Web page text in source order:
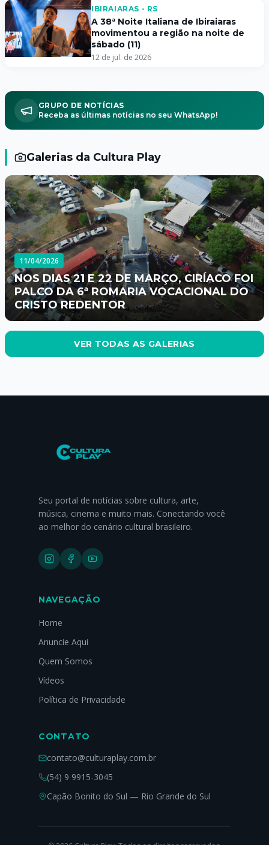
IBIRAIARAS - RS
A 38ª Noite Italiana de Ibiraiaras
movimentou a região na noite de
sábado (11)
12 de jul. de 2026
GRUPO DE NOTÍCIAS
Receba as últimas notícias no seu WhatsApp!
Galerias da Cultura Play
11/04/2026
NOS DIAS 21 E 22 DE MARÇO, CIRÍACO FOI
PALCO DA 6ª ROMARIA VOCACIONAL DO
CRISTO REDENTOR
VER TODAS AS GALERIAS
Seu portal de notícias sobre cultura, arte,
música, cinema e muito mais. Conectando você
ao melhor do cenário cultural brasileiro.
NAVEGAÇÃO
Home
Anuncie Aqui
Quem Somos
Vídeos
Política de Privacidade
CONTATO
contato@culturaplay.com.br
(54) 9 9915-3045
Capão Bonito do Sul — Rio Grande do Sul